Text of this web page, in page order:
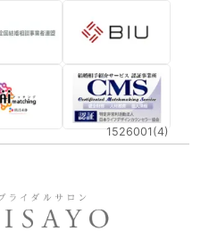
1526001(4)